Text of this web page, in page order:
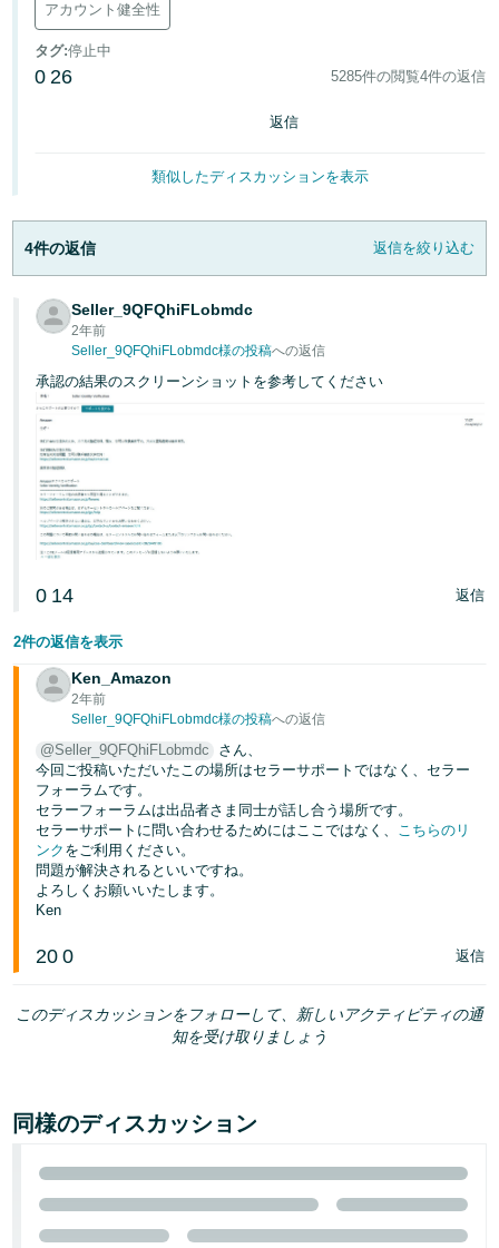
- IT
한
日
語
-
JP
English
- JP
ン
さ
っ
そ
く
始
る
アカウント健全性
タグ:停止中
0 26 5285件の閲覧4件の返信
返信
類似したディスカッションを表示
4件の返信 返信を絞り込む
Seller_9QFQhiFLobmdc
2年前
Seller_9QFQhiFLobmdc様の投稿への返信
承認の結果のスクリーンショットを参考してください
0 14 返信
2件の返信を表示
Ken_Amazon
2年前
Seller_9QFQhiFLobmdc様の投稿への返信
@Seller_9QFQhiFLobmdc
さん、
今回ご投稿いただいたこの場所はセラーサポートではなく、セラー
フォーラムです。
セラーフォーラムは出品者さま同士が話し合う場所です。
セラーサポートに問い合わせるためにはここではなく、 こちらのリ
ンク をご利用ください。
問題が解決されるといいですね。
よろしくお願いいたします。
Ken
20 0 返信
このディスカッションをフォローして、新しいアクティビティの通
知を受け取りましょう
同様のディスカッション